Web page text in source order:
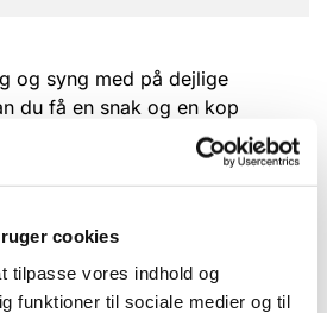
cookies
tilpasse vores indhold og
funktioner til sociale medier og til
og syng med på dejlige
du få en snak og en kop